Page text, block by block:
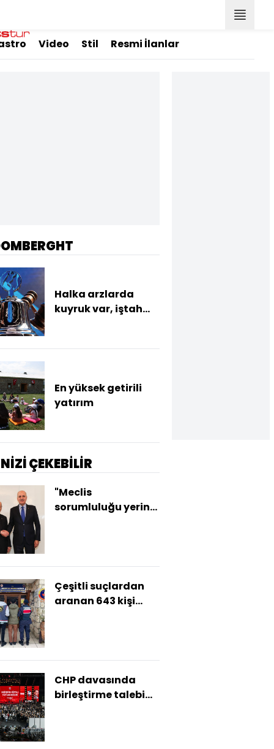
Video Stil Resmi İlanlar
Halka arzlarda
kuyruk var, iştah
En yüksek getirili
yatırım
ÇEKEBİLİR
"Meclis
sorumluluğu yerine
Çeşitli suçlardan
aranan 643 kişi
CHP davasında
birleştirme talebi